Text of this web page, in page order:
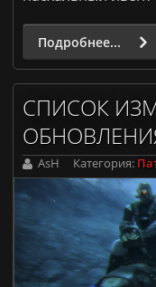
Подробнее...
СПИСОК
AsH Категория: